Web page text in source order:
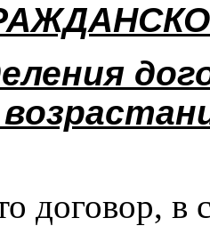
договор, в